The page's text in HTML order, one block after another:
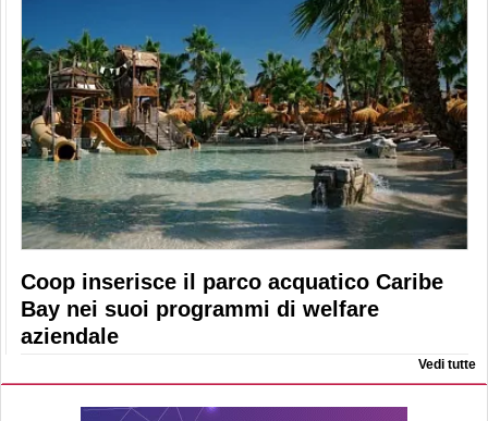
Coop inserisce il parco acquatico Caribe
Bay nei suoi programmi di welfare
aziendale
Vedi tutte